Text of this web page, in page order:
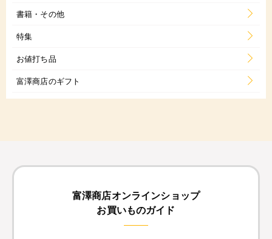
書籍・その他
特集
お値打ち品
富澤商店のギフト
富澤商店オンラインショップ
お買いものガイド